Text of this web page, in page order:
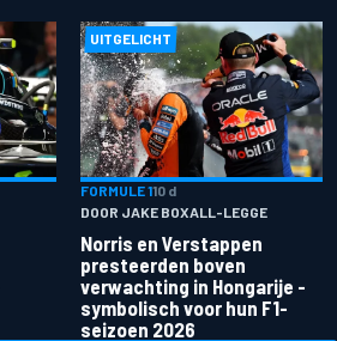
UITGELICHT
FORMULE 110 d
DOOR JAKE BOXALL-LEGGE
Norris en Verstappen
presteerden boven
verwachting in Hongarije -
symbolisch voor hun F1-
seizoen 2026